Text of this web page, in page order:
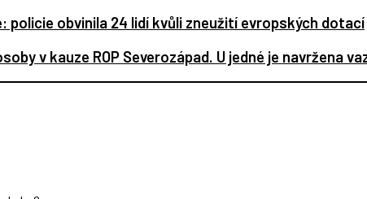
policie obvinila 24 lidí kvůli zneužití evropských dotací
v kauze ROP Severozápad. U jedné je navržena